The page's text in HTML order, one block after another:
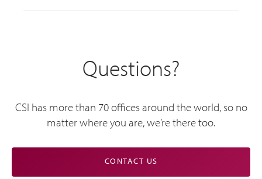
Questions?
CSI has more than 70 offices around the world, so no
matter where you are, we’re there too.
CONTACT US